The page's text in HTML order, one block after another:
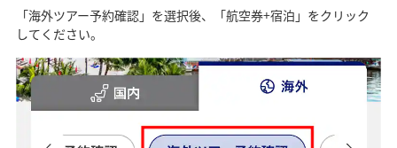
「海外ツアー予約確認」を選択後、「航空券+宿泊」をクリック
してください。